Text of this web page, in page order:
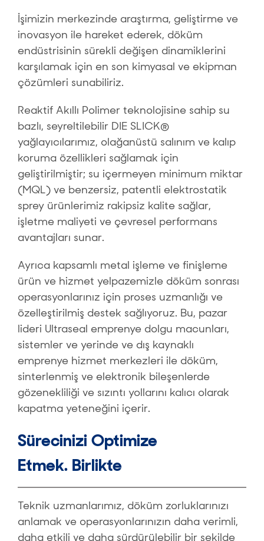
İşimizin merkezinde araştırma, geliştirme ve
inovasyon ile hareket ederek, döküm
endüstrisinin sürekli değişen dinamiklerini
karşılamak için en son kimyasal ve ekipman
çözümleri sunabiliriz.
Reaktif Akıllı Polimer teknolojisine sahip su
bazlı, seyreltilebilir DIE SLICK®
yağlayıcılarımız, olağanüstü salınım ve kalıp
koruma özellikleri sağlamak için
geliştirilmiştir; su içermeyen minimum miktar
(MQL) ve benzersiz, patentli elektrostatik
sprey ürünlerimiz rakipsiz kalite sağlar,
işletme maliyeti ve çevresel performans
avantajları sunar.
Ayrıca kapsamlı metal işleme ve finişleme
ürün ve hizmet yelpazemizle döküm sonrası
operasyonlarınız için proses uzmanlığı ve
özelleştirilmiş destek sağlıyoruz. Bu, pazar
lideri Ultraseal emprenye dolgu macunları,
sistemler ve yerinde ve dış kaynaklı
emprenye hizmet merkezleri ile döküm,
sinterlenmiş ve elektronik bileşenlerde
gözenekliliği ve sızıntı yollarını kalıcı olarak
kapatma yeteneğini içerir.
Sürecinizi Optimize
Etmek. Birlikte
Teknik uzmanlarımız, döküm zorluklarınızı
anlamak ve operasyonlarınızın daha verimli,
daha etkili ve daha sürdürülebilir bir şekilde